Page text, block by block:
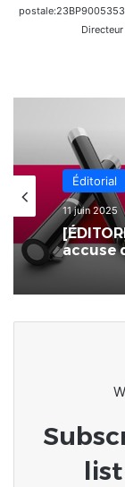
Éditorial
11 juin 2025
accuse